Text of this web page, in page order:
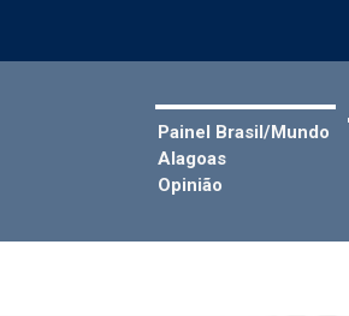
Painel Brasil/Mundo
Alagoas
Opinião